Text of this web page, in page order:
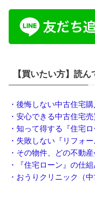
【買いたい方】読
・後悔しない中古住宅
・安心できる中古住宅
・知って得する『住宅
・失敗しない『リフォ
・その物件、どの不動
・『住宅ローン』の仕
・おうりクリニック（中